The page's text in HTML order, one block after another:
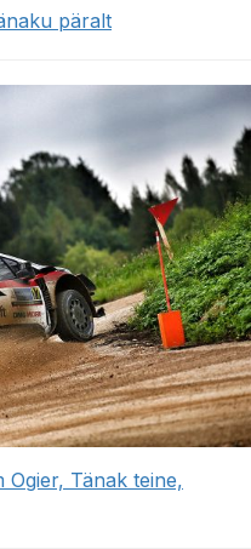
päralt
Ogier, Tänak teine,